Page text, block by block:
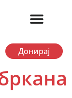
Донирај